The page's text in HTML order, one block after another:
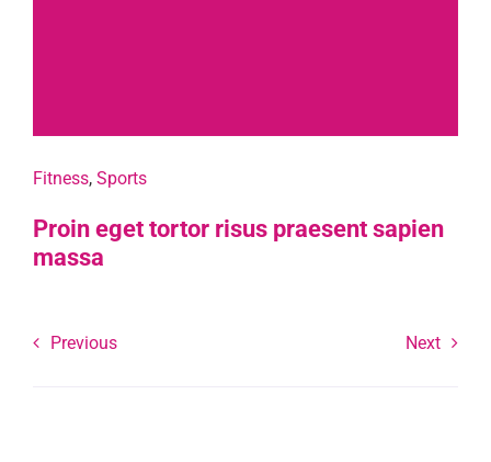
Fitness, Sports
Proin eget tortor risus praesent sapien
massa
Previous Next